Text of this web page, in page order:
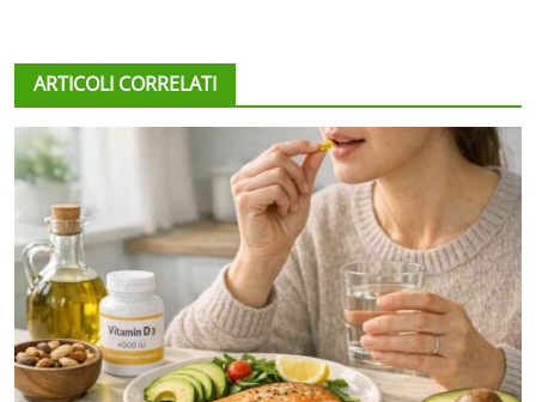
ARTICOLI CORRELATI